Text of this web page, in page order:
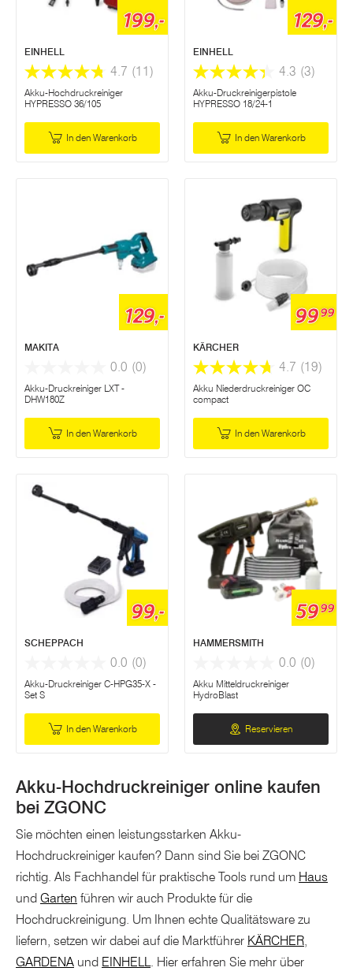
199,-
EINHELL
4.7 (11)
Akku-Hochdruckreiniger
HYPRESSO 36/105
In den Warenkorb
129,-
EINHELL
4.3 (3)
Akku-Druckreinigerpistole
HYPRESSO 18/24-1
In den Warenkorb
129,-
MAKITA
0.0 (0)
Akku-Druckreiniger LXT -
DHW180Z
In den Warenkorb
9999
KÄRCHER
4.7 (19)
Akku Niederdruckreiniger OC
compact
In den Warenkorb
99,-
SCHEPPACH
0.0 (0)
Akku-Druckreiniger C-HPG35-X -
Set S
In den Warenkorb
5999
HAMMERSMITH
0.0 (0)
Akku Mitteldruckreiniger
HydroBlast
Reservieren
Akku-Hochdruckreiniger online kaufen
bei ZGONC
Sie möchten einen leistungsstarken Akku-
Hochdruckreiniger kaufen? Dann sind Sie bei ZGONC
richtig. Als Fachhandel für praktische Tools rund um Haus
und Garten führen wir auch Produkte für die
Hochdruckreinigung. Um Ihnen echte Qualitätsware zu
liefern, setzen wir dabei auf die Marktführer KÄRCHER,
GARDENA und EINHELL. Hier erfahren Sie mehr über